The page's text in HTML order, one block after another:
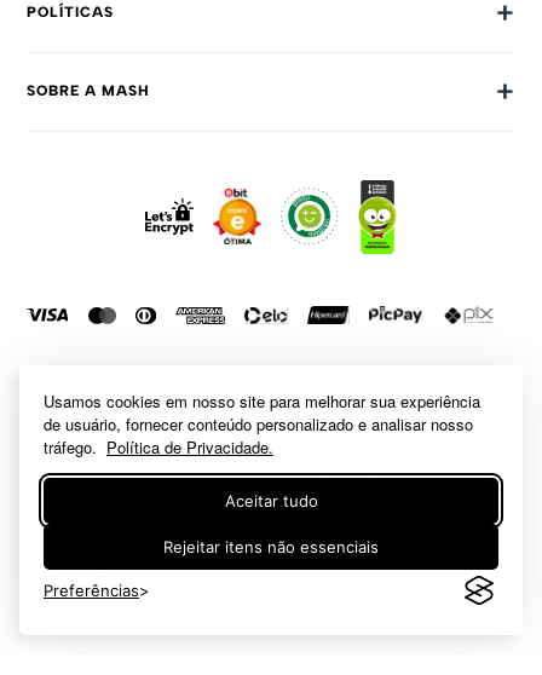
Usamos cookies em nosso site para melhorar sua experiência
de usuário, fornecer conteúdo personalizado e analisar nosso
tráfego. Política de Privacidade.
Aceitar tudo
Rejeitar itens não essenciais
Preferências